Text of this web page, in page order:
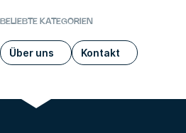
BELIEBTE KATEGORIEN
Über uns Kontakt